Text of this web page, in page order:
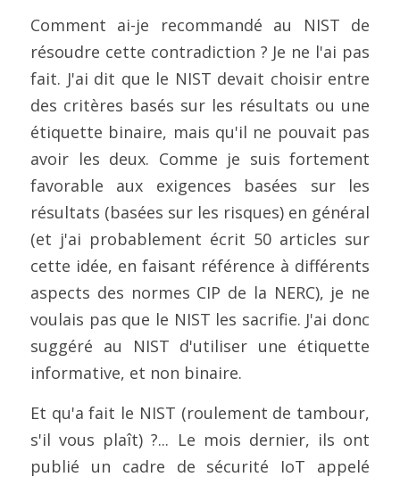
Comment ai-je recommandé au NIST de
résoudre cette contradiction ? Je ne l'ai pas
fait. J'ai dit que le NIST devait choisir entre
des critères basés sur les résultats ou une
étiquette binaire, mais qu'il ne pouvait pas
avoir les deux. Comme je suis fortement
favorable aux exigences basées sur les
résultats (basées sur les risques) en général
(et j'ai probablement écrit 50 articles sur
cette idée, en faisant référence à différents
aspects des normes CIP de la NERC), je ne
voulais pas que le NIST les sacrifie. J'ai donc
suggéré au NIST d'utiliser une étiquette
informative, et non binaire.
Et qu'a fait le NIST (roulement de tambour,
s'il vous plaît) ?... Le mois dernier, ils ont